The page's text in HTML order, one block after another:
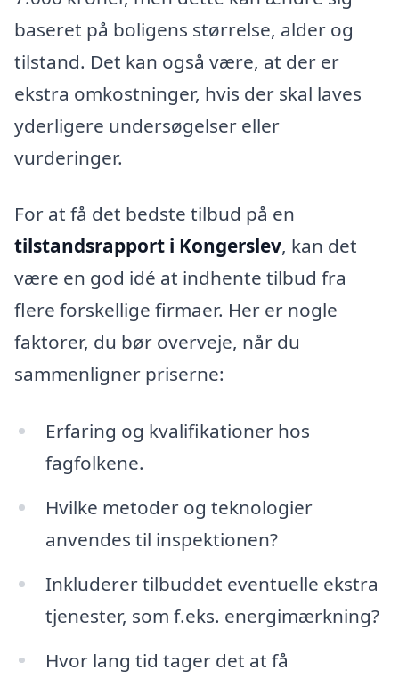
baseret på boligens størrelse, alder og
tilstand. Det kan også være, at der er
ekstra omkostninger, hvis der skal laves
yderligere undersøgelser eller
vurderinger.
For at få det bedste tilbud på en
tilstandsrapport i Kongerslev, kan det
være en god idé at indhente tilbud fra
flere forskellige firmaer. Her er nogle
faktorer, du bør overveje, når du
sammenligner priserne:
Erfaring og kvalifikationer hos
fagfolkene.
Hvilke metoder og teknologier
anvendes til inspektionen?
Inkluderer tilbuddet eventuelle ekstra
tjenester, som f.eks. energimærkning?
Hvor lang tid tager det at få